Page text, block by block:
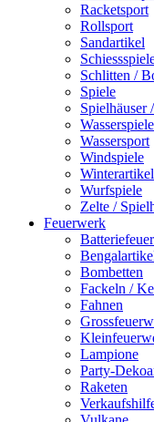
Racketsport
Rollsport
Sandartikel
Schlitten /
Spiele
Spielhäuser
Wasserspiele
Wassersport
Windspiele
Winterartikel
Wurfspiele
Zelte /
Feuerwerk
Bombetten
Fackeln /
Fahnen
Lampione
Party-
Raketen